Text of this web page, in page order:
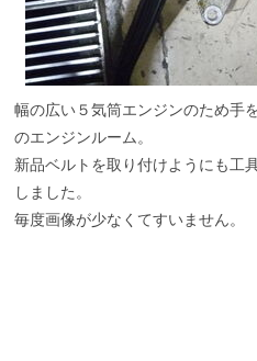
幅の広い５気筒エンジンのため手
のエンジンルーム。
新品ベルトを取り付けようにも工
しました。
毎度画像が少なくてすいません。